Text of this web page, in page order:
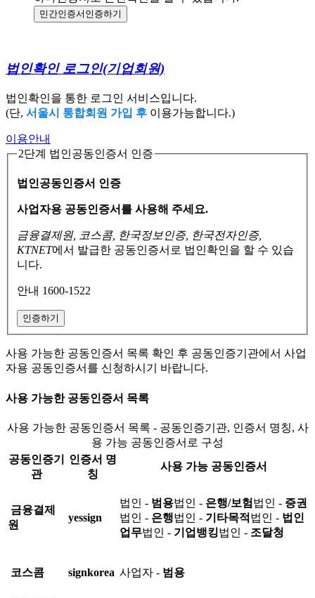
민간인증서 인증하기
법인확인 로그인(기업회원)
법인확인을 통한 로그인 서비스입니다.
(단, 서울시 통합회원 가입 후 이용가능합니다.)
이용안내
2단계 법인공동인증서 인증
법인공동인증서 인증
사업자용 공동인증서를 사용해 주세요.
금융결제원, 코스콤, 한국정보인증, 한국전자인증,
KTNET에서 발급한 공동인증서로 법인확인을 할 수 있습
니다.
안내 1600-1522
인증하기
사용 가능한 공동인증서 목록 확인 후 공동인증기관에서 사업
자용 공동인증서를 신청하시기 바랍니다.
사용 가능한 공동인증서 목록
사용 가능한 공동인증서 목록 - 공동인증기관, 인증서 명칭, 사
용 가능 공동인증서로 구성
공동인증기
관
인증서 명
칭
사용 가능 공동인증서
금융결제
원
yessign
법인 - 범용법인 - 은행/보험 법인 - 증권
법인 - 은행법인 - 기타목적 법인 - 법인
업무법인 - 기업뱅킹법인 - 조달청
코스콤 signkorea 사업자 - 범용